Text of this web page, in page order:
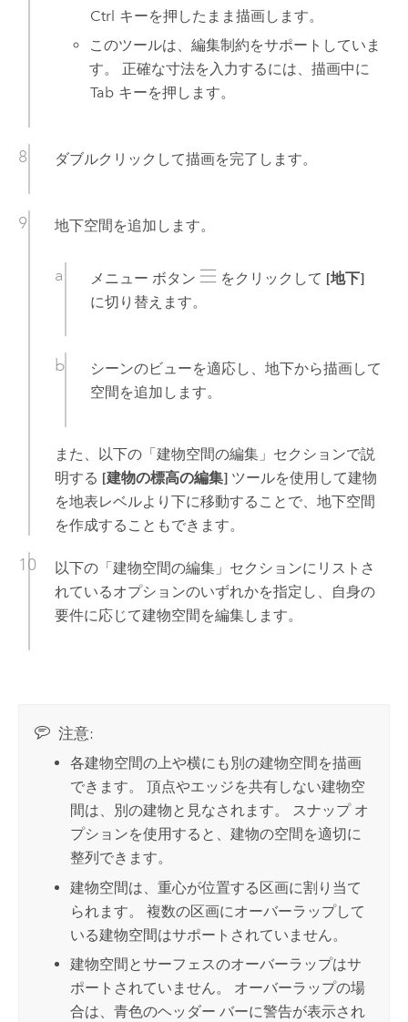
Ctrl キーを押したまま描画します。
このツールは、編集制約をサポートしていま
す。 正確な寸法を入力するには、描画中に
Tab キーを押します。
ダブルクリックして描画を完了します。
地下空間を追加します。
メニュー ボタン をクリックして [地下]
に切り替えます。
シーンのビューを適応し、地下から描画して
空間を追加します。
また、以下の「建物空間の編集」セクションで説
明する [建物の標高の編集]ツールを使用して建物
を地表レベルより下に移動することで、地下空間
を作成することもできます。
以下の「建物空間の編集」セクションにリストさ
れているオプションのいずれかを指定し、自身の
要件に応じて建物空間を編集します。
注意:
各建物空間の上や横にも別の建物空間を描画
できます。 頂点やエッジを共有しない建物空
間は、別の建物と見なされます。 スナップ オ
プションを使用すると、建物の空間を適切に
整列できます。
建物空間は、重心が位置する区画に割り当て
られます。 複数の区画にオーバーラップして
いる建物空間はサポートされていません。
建物空間とサーフェスのオーバーラップはサ
ポートされていません。 オーバーラップの場
合は、青色のヘッダー バーに警告が表示され